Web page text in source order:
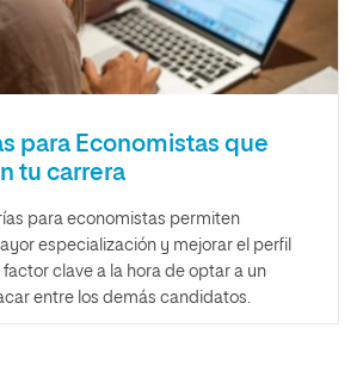
para Economistas que
tu carrera
para economistas permiten
especialización y mejorar el perfil
factor clave a la hora de optar a un
entre los demás candidatos.